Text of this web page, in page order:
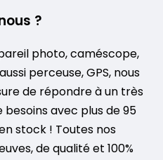
?
photo, caméscope,
perceuse, GPS, nous
de répondre à un très
avec plus de 95
stock ! Toutes nos
de qualité et 100%